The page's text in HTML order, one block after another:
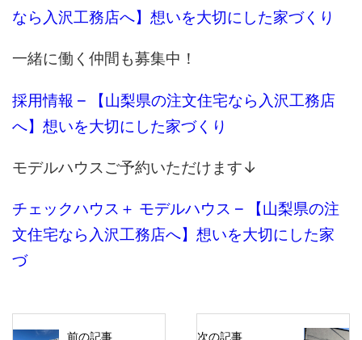
なら入沢工務店へ】想いを大切にした家づくり
一緒に働く仲間も募集中！
採用情報 – 【山梨県の注文住宅なら入沢工務店
へ】想いを大切にした家づくり
モデルハウスご予約いただけます↓
チェックハウス＋ モデルハウス – 【山梨県の注
文住宅なら入沢工務店へ】想いを大切にした家
づ
前の記事
次の記事